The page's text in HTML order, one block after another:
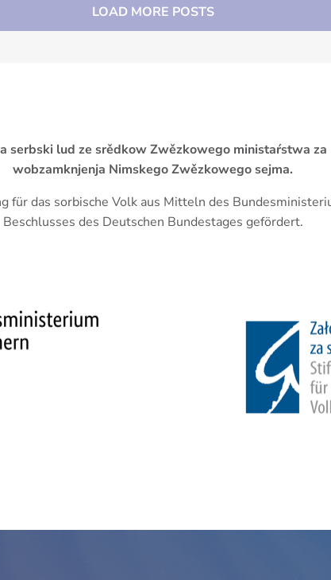
LOAD MORE POSTS
serbski lud ze srědkow Zwězkowego ministaŕstwa za
wobzamknjenja Nimskego Zwězkowego sejma.
für das sorbische Volk aus Mitteln des
Beschlusses des Deutschen Bundestages gefördert.